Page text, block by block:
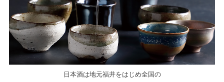
日本酒は地元福井をはじめ全国の